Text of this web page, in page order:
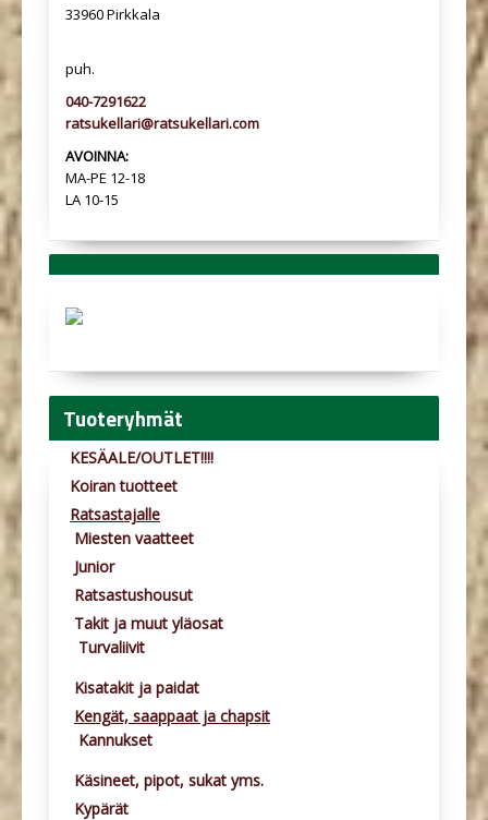
33960 Pirkkala
puh.
040-7291622
ratsukellari@ratsukellari.com
AVOINNA:
MA-PE 12-18
LA 10-15
Tuoteryhmät
KESÄALE/OUTLET!!!!
Koiran tuotteet
Ratsastajalle
Miesten vaatteet
Junior
Ratsastushousut
Takit ja muut yläosat
Turvaliivit
Kisatakit ja paidat
Kengät, saappaat ja chapsit
Kannukset
Käsineet, pipot, sukat yms.
Kypärät